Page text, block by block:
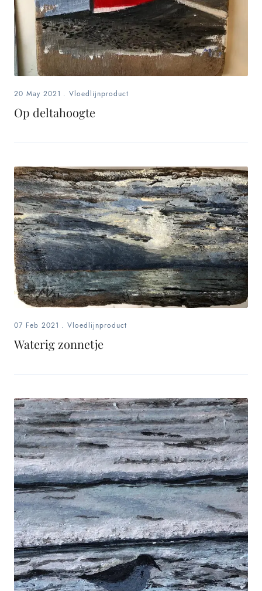
20 May 2021 . Vloedlijnproduct
Op deltahoogte
07 Feb 2021 . Vloedlijnproduct
Waterig zonnetje